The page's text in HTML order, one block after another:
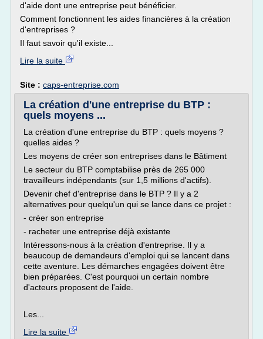
d'aide dont une entreprise peut bénéficier.
Comment fonctionnent les aides financières à la création
d'entreprises ?
Il faut savoir qu'il existe...
Lire la suite
Site : caps-entreprise.com
La création d'une entreprise du BTP :
quels moyens ...
La création d'une entreprise du BTP : quels moyens ?
quelles aides ?
Les moyens de créer son entreprises dans le Bâtiment
Le secteur du BTP comptabilise près de 265 000
travailleurs indépendants (sur 1,5 millions d'actifs).
Devenir chef d'entreprise dans le BTP ? Il y a 2
alternatives pour quelqu'un qui se lance dans ce projet :
- créer son entreprise
- racheter une entreprise déjà existante
Intéressons-nous à la création d'entreprise. Il y a
beaucoup de demandeurs d'emploi qui se lancent dans
cette aventure. Les démarches engagées doivent être
bien préparées. C'est pourquoi un certain nombre
d'acteurs proposent de l'aide.
Les...
Lire la suite